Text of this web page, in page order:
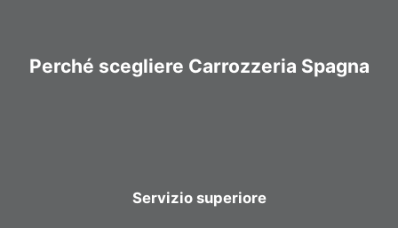
Perché scegliere Carrozzeria Spagna
Servizio superiore